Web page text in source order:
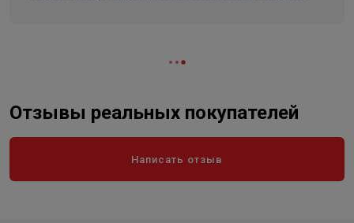
Отзывы реальных покупателей
Написать отзыв